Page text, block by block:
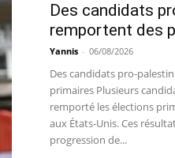
Des candidats
remportent des
Yannis - 06/08/2026
Des candidats pro-
primaires Plusieurs
remporté les élections
aux États-Unis. Ces
progression de...